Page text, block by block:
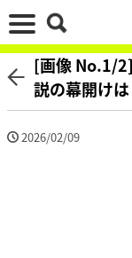
[画像 No.1/
説の幕開け
2026/02/09